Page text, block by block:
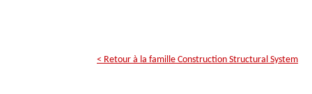
< Retour à la famille Construction Structural System